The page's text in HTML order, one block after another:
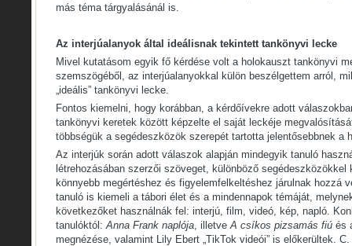
más téma tárgyalásánál is.
Az interjúalanyok által ideálisnak tekintett tankönyvi lecke
Mivel kutatásom egyik fő kérdése volt a holokauszt tankönyvi
szemszögéből, az interjúalanyokkal külön beszélgettem arról,
„ideális” tankönyvi lecke.
Fontos kiemelni, hogy korábban, a kérdőívekre adott
tankönyvi keretek között képzelte el saját leckéje
többségük a segédeszközök szerepét tartotta jelentősebbnek a
Az interjúk során adott válaszok alapján mindegyik tanuló
létrehozásában szerzői szöveget, különböző
könnyebb megértéshez és figyelemfelkeltéshez járulnak hozzá
tanuló is kiemeli a tábori élet és a mindennapok témáját,
következőket használnák fel: interjú, film, videó, kép, napló.
tanulóktól: Anna Frank naplója , illetve A csíkos pizsamás fiú és
megnézése, valamint Lily Ebert „TikTok videói” is előkerültek.